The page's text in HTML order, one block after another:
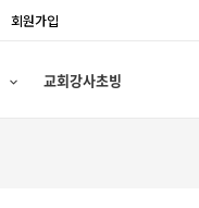
회원가입
교회강사초빙